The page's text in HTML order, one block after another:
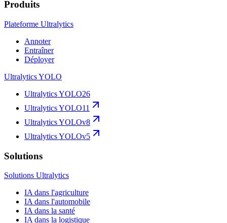
Produits
Plateforme Ultralytics
Annoter
Entraîner
Déployer
Ultralytics YOLO
Ultralytics YOLO26
Ultralytics YOLO11
Ultralytics YOLOv8
Ultralytics YOLOv5
Solutions
Solutions Ultralytics
IA dans l'agriculture
IA dans l'automobile
IA dans la santé
IA dans la logistique